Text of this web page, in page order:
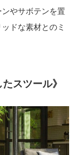
やサボテンを置
ドな素材とのミ
スツール》